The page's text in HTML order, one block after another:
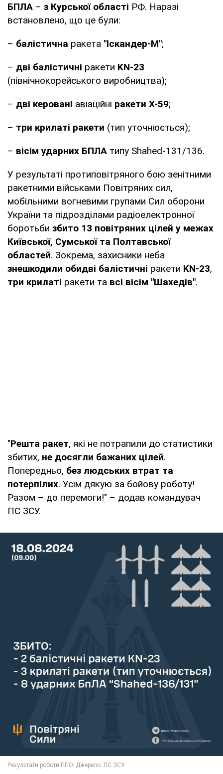
БПЛА – з Курської області РФ. Наразі
встановлено, що це були:
– балістична ракета "Іскандер-М";
– дві балістичні ракети KN-23
(північнокорейського виробництва);
– дві керовані авіаційні ракети Х-59;
– три крилаті ракети (тип уточнюється);
– вісім ударних БПЛА типу Shahed-131/136.
У результаті протиповітряного бою зенітними
ракетними військами Повітряних сил,
мобільними вогневими групами Сил оборони
України та підрозділами радіоелектронної
боротьби збито 13 повітряних цілей у межах
Київської, Сумської та Полтавської
областей. Зокрема, захисники неба
знешкодили обидві балістичні ракети KN-23,
три крилаті ракети та всі вісім "Шахедів".
"Решта ракет, які не потрапили до статистики
збитих, не досягли бажаних цілей.
Попередньо, без людських втрат та
потерпілих. Усім дякую за бойову роботу!
Разом – до перемоги!" – додав командувач
ПС ЗСУ.